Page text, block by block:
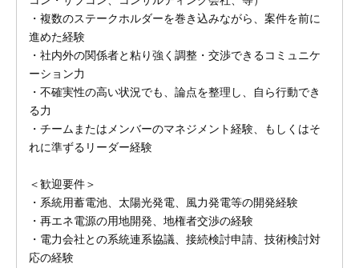
・複数のステークホルダーを巻き込みながら、案件を前に
進めた経験
・社内外の関係者と粘り強く調整・交渉できるコミュニケ
ーション力
・不確実性の高い状況でも、論点を整理し、自ら行動でき
る力
・チームまたはメンバーのマネジメント経験、もしくはそ
れに準ずるリーダー経験
＜歓迎要件＞
・系統用蓄電池、太陽光発電、風力発電等の開発経験
・再エネ電源の用地開発、地権者交渉の経験
・電力会社との系統連系協議、接続検討申請、技術検討対
応の経験